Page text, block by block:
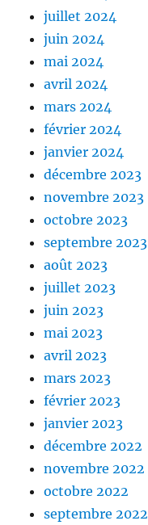
juillet 2024
juin 2024
mai 2024
avril 2024
mars 2024
février 2024
janvier 2024
décembre 2023
novembre 2023
octobre 2023
septembre 2023
août 2023
juillet 2023
juin 2023
mai 2023
avril 2023
mars 2023
février 2023
janvier 2023
décembre 2022
novembre 2022
octobre 2022
septembre 2022